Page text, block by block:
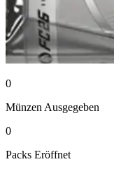
0
Münzen Ausgegeben
0
Packs Eröffnet